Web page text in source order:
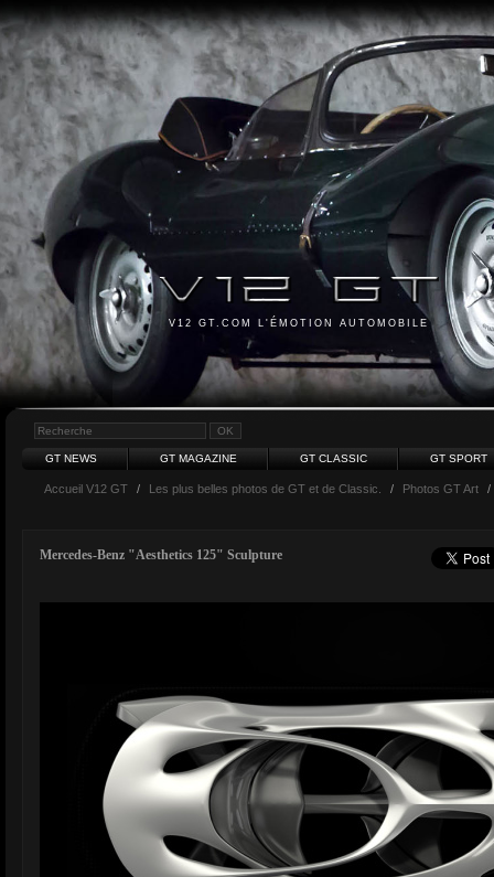
V12 GT.COM L'ÉMOTION AUTOMOBILE
GT NEWS GT MAGAZINE GT CLASSIC GT SPORT
Accueil V12 GT / Les plus belles photos de GT et de Classic. / Photos GT Art /
Mercedes-Benz "Aesthetics 125" Sculpture